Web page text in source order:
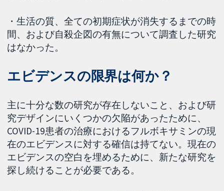
・生活の質、全ての初期症状が消失するまでの時
間、および自殺企図の有無について調査した研究
はなかった。
エビデンスの限界は何か？
主に十分な数の研究が存在しないこと、および研
究デザインにいくつかの欠陥があったために、
COVID-19患者の治療におけるフルボキサミンの現
在のエビデンスに対する確信は持てない。現在の
エビデンスの空白を埋めるために、新たな研究を
探し続けることが必要である。